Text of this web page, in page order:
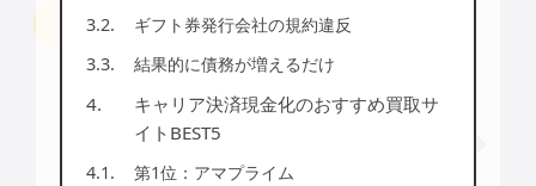
ギフト券発行会社の規約違反
結果的に債務が増えるだけ
キャリア決済現金化のおすすめ買取サ
イトBEST5
第1位：アマプライム